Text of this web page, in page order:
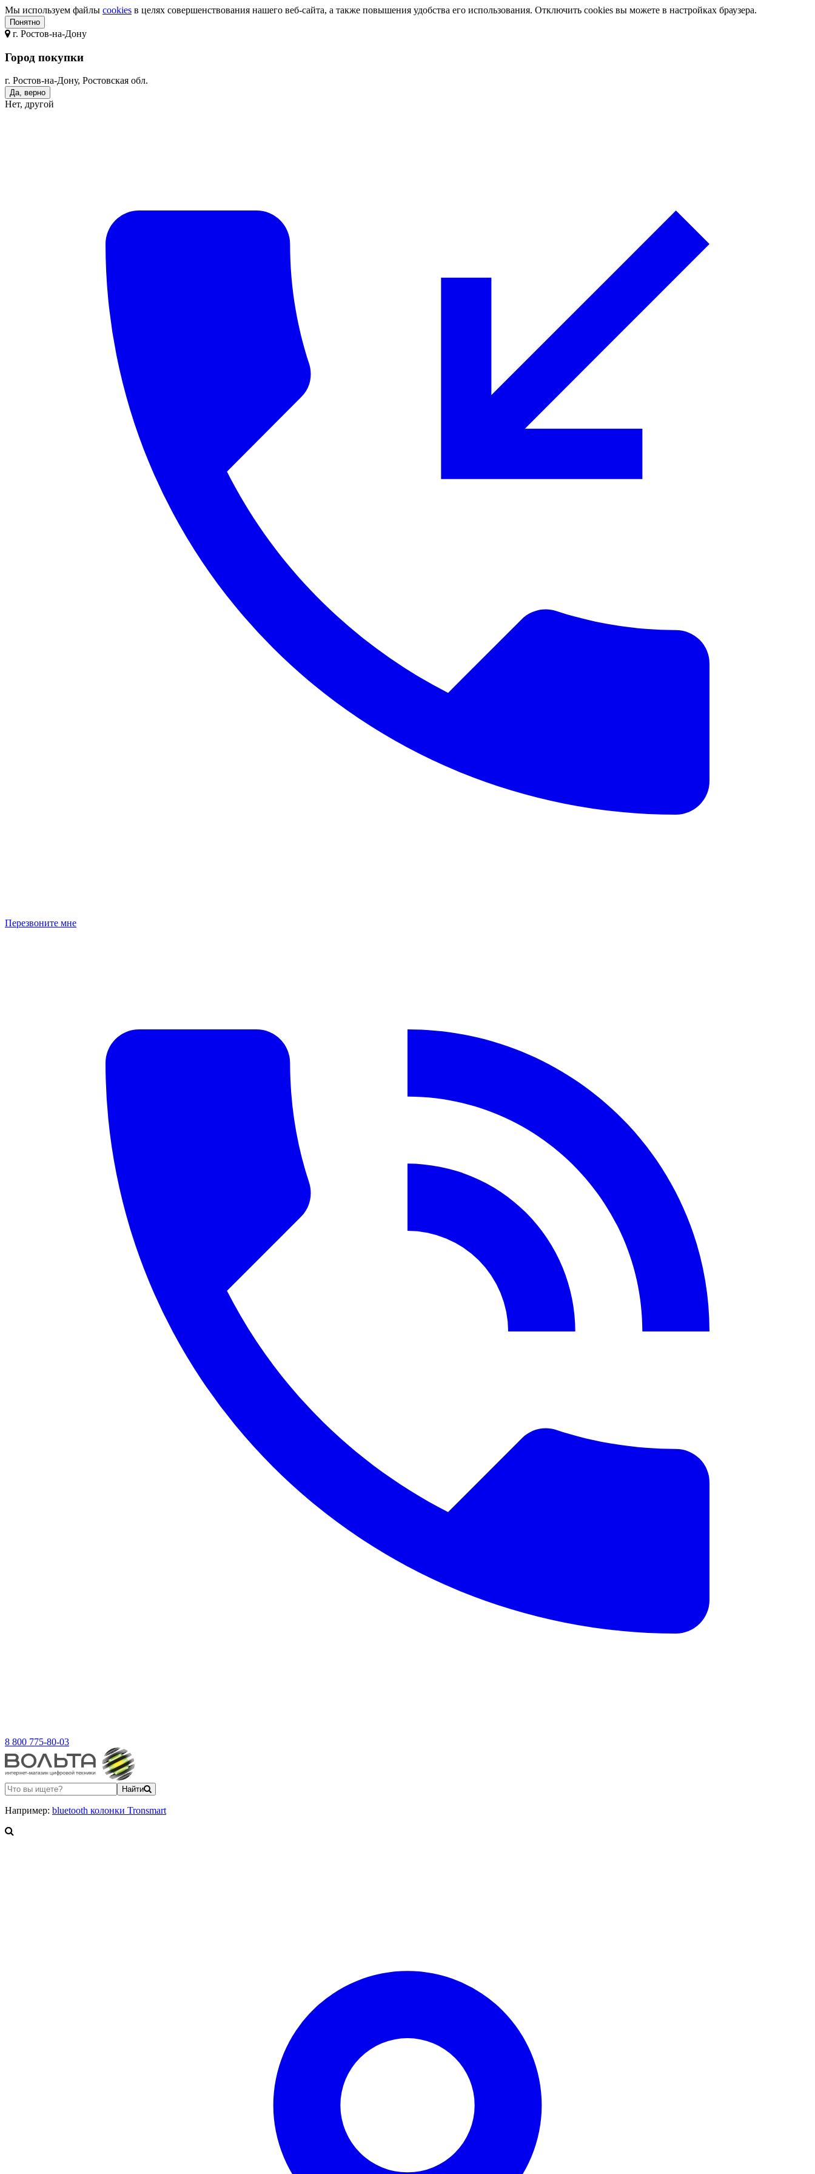
Мы используем файлы cookies в целях совершенствования нашего веб-сайта, а также повышения удобства его использования. Отключить cookies вы можете в настройках браузера.
Понятно
г. Ростов-на-Дону
Город покупки
г. Ростов-на-Дону, Ростовская обл.
Да, верно
Нет, другой
Перезвоните мне
8 800 775-80-03
Найти
Например: bluetooth колонки Tronsmart